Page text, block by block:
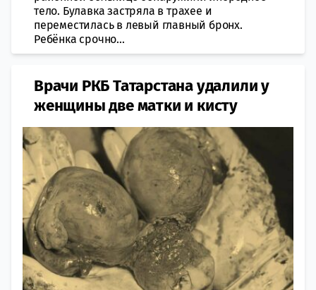
тело. Булавка застряла в трахее и
переместилась в левый главный бронх.
Ребёнка срочно...
Врачи РКБ Татарстана удалили у
женщины две матки и кисту